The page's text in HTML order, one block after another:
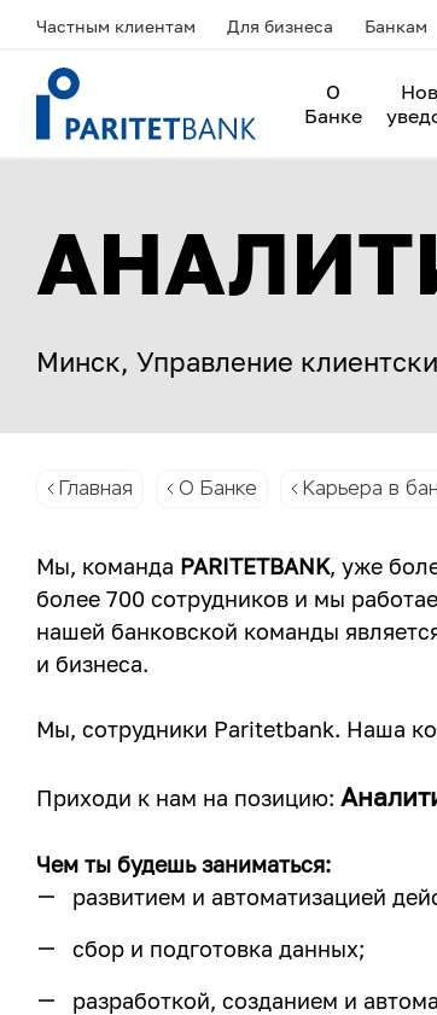
Частным клиентам Для бизнеса Банкам
О
Банке
Минск, Управление
Главная О Банке Карьера в
Мы, команда PARITETBANK, уже
более 700 сотрудников и мы
нашей банковской команды
и бизнеса.
Мы, сотрудники Paritetbank. Наша
Приходи к нам на позицию:
Чем ты будешь заниматься:
развитием и автоматизацией
сбор и подготовка данных;
разработкой, созданием и